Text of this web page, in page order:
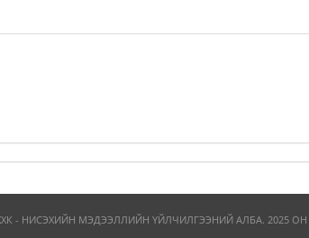
- НИСЭХИЙН МЭДЭЭЛЛИЙН ҮЙЛЧИЛГЭЭНИЙ АЛБА. 2025 ОН